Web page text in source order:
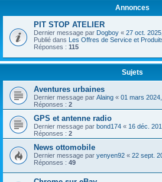
Annonces
PIT STOP ATELIER
Dernier message par Dogboy « 27 oct.
Publié dans Les Offres de Service et
Réponses : 115
Sujets
Aventures urbaines
Dernier message par Alaing « 01 mars
Réponses : 2
GPS et antenne radio
Dernier message par bond174 « 16 déc.
Réponses : 2
News ottomobile
Dernier message par yenyen92 « 22 sept.
Réponses : 49